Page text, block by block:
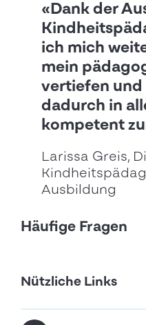
«Dank der
ich mich
mein
vertiefen und
dadurch in
kompetent
Larissa Greis,
Ausbildung
Häufige Fragen
Nützliche Links